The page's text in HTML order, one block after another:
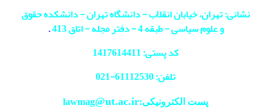
نشانی: تهران، خیابان انقلاب - دانشگاه تهران - دانشکده حقوق
و علوم سیاسی - طبقه 4 - دفتر مجله - اتاق 413
.
کد پستی: 1417614411
تلفن: 61112530-
021
پست الکترونیکی:lawmag@ut.ac.ir